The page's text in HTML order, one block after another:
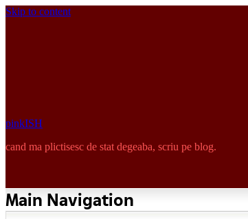
Skip to content
pinkISH
cand ma plictisesc de stat degeaba, scriu pe blog.
Main Navigation